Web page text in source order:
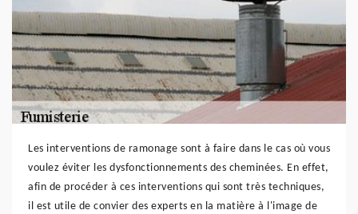
Les interventions de ramonage sont à faire dans le cas où vous
voulez éviter les dysfonctionnements des cheminées. En effet,
afin de procéder à ces interventions qui sont très techniques,
il est utile de convier des experts en la matière à l'image de